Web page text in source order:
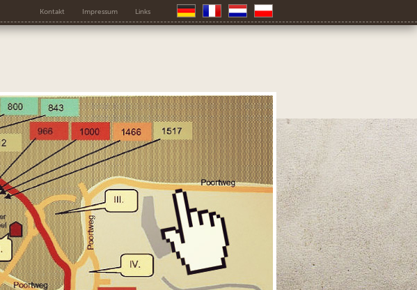
Kontakt Impressum Links